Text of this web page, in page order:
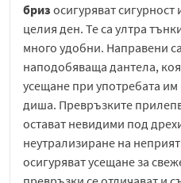
бриз осигуряват
целия ден. Те са ултра
много удобни. Направени
наподобяваща дантела,
усещане при употребата
диша. Превръзките
остават невидими под
неутрализиране на
осигуряват усещане за